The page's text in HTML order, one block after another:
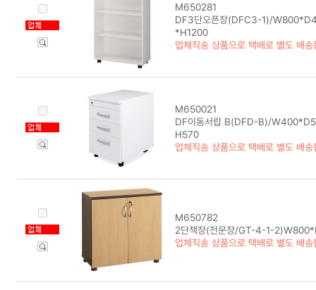
M650281
DF3단오픈장(DFC3-1)/
*H1200
업체직송 상품으로 택배로 별도 배송
M650021
DF이동서랍 B(DFD-B)/
H570
업체직송 상품으로 택배로 별도 배송
M650782
2단책장(전문장/GT-4-1-
업체직송 상품으로 택배로 별도 배송